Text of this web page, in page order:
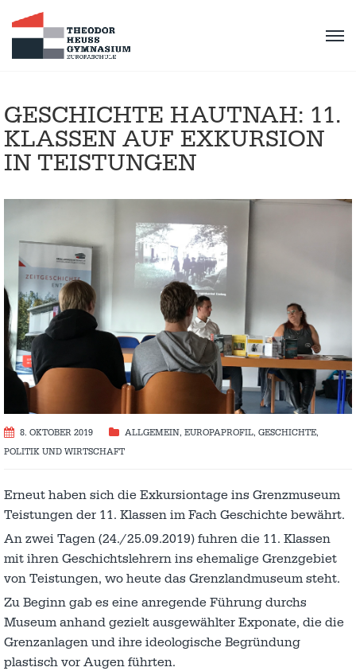
GESCHICHTE HAUTNAH: 11.
KLASSEN AUF EXKURSION
IN TEISTUNGEN
8. OKTOBER 2019 ALLGEMEIN, EUROPAPROFIL, GESCHICHTE,
POLITIK UND WIRTSCHAFT
Erneut haben sich die Exkursiontage ins Grenzmuseum
Teistungen der 11. Klassen im Fach Geschichte bewährt.
An zwei Tagen (24./25.09.2019) fuhren die 11. Klassen
mit ihren Geschichtslehrern ins ehemalige Grenzgebiet
von Teistungen, wo heute das Grenzlandmuseum steht.
Zu Beginn gab es eine anregende Führung durchs
Museum anhand gezielt ausgewählter Exponate, die die
Grenzanlagen und ihre ideologische Begründung
plastisch vor Augen führten.